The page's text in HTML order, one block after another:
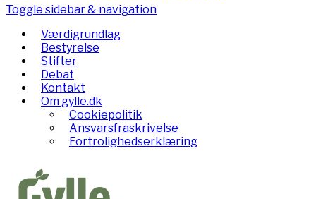
Toggle sidebar & navigation
Værdigrundlag
Bestyrelse
Stifter
Debat
Kontakt
Om gylle.dk
Cookiepolitik
Ansvarsfraskrivelse
Fortrolighedserklæring